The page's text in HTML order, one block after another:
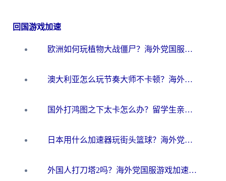
回国游戏加速
欧洲如何玩植物大战僵尸？海外党国服游戏加速避坑指南（附实测对比）
澳大利亚怎么玩节奏大师不卡顿？海外党国服游戏加速终极指南
国外打鸿图之下太卡怎么办？留学生亲测有效的国服游戏加速方案
日本用什么加速器玩街头篮球？海外党国服游戏不卡顿的终极攻略
外国人打刀塔2吗？海外党国服游戏加速避坑全攻略